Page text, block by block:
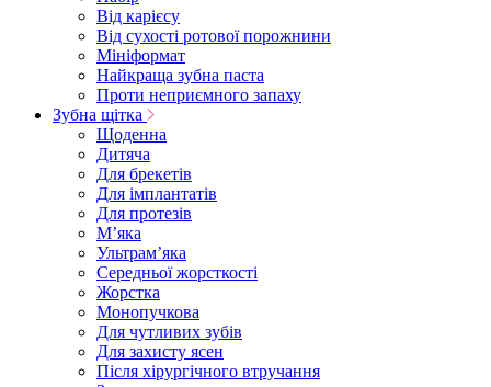
Від карієсу
Від сухості ротової порожнини
Мініформат
Найкраща зубна паста
Проти неприємного запаху
Зубна щітка
Щоденна
Дитяча
Для брекетів
Для імплантатів
Для протезів
Мʼяка
Ультрамʼяка
Середньої жорсткості
Жорстка
Монопучкова
Для чутливих зубів
Для захисту ясен
Після хірургічного втручання